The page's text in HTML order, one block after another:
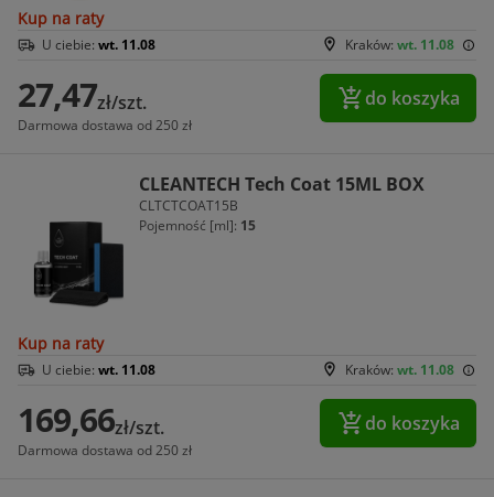
Kup na raty
Kraków: wt. 11.08
U ciebie: wt. 11.08
27,47zł/szt.
Darmowa dostawa od 250 zł
do koszyka
CLEANTECH Tech Coat 15ML BOX
CLTCTCOAT15B
Pojemność [ml]: 15
Kup na raty
Kraków: wt. 11.08
U ciebie: wt. 11.08
169,66zł/szt.
Darmowa dostawa od 250 zł
do koszyka